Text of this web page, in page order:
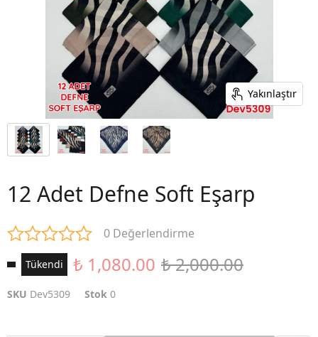
Yakınlaştır
12 Adet Defne Soft Eşarp
0 Değerlendirme
Tükendi ₺ 1,080.00 ₺ 2,000.00
SKU Dev5309 Stok 0